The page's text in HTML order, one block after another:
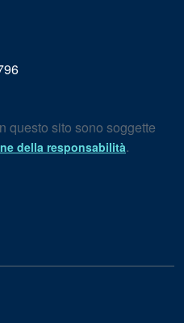
questo sito sono soggette
della responsabilità.